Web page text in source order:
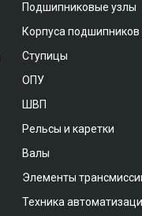
Подшипниковые узлы
Корпуса подшипников
Ступицы
ОПУ
ШВП
Рельсы и каретки
Валы
Элементы
Техника